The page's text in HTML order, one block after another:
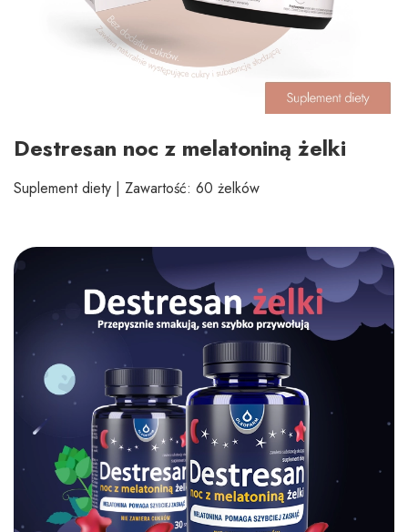
Destresan noc z melatoniną żelki
Suplement diety | Zawartość: 60 żelków